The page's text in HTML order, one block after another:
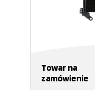
Towar na
zamówienie